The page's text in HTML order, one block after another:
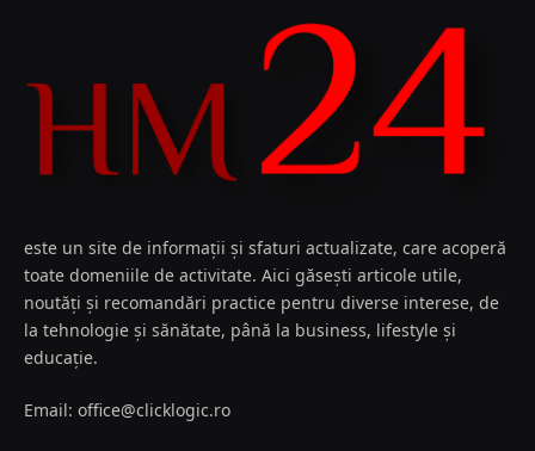
este un site de informații și sfaturi actualizate, care acoperă
toate domeniile de activitate. Aici găsești articole utile,
noutăți și recomandări practice pentru diverse interese, de
la tehnologie și sănătate, până la business, lifestyle și
educație.
Email: office@clicklogic.ro